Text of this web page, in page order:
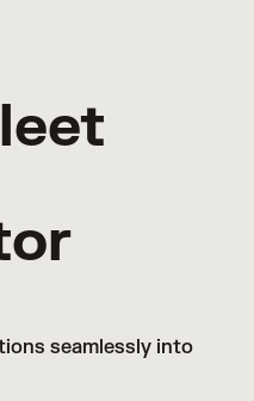
seamlessly into